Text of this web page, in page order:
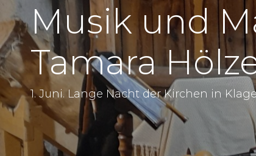
Musik und
Tamara
1. Juni. Lange Nacht der Kirchen in